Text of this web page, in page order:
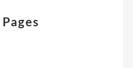
Pages